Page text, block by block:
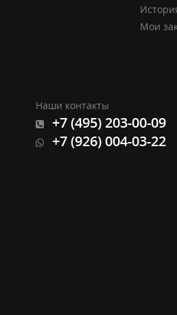
Мои
Наши контакты
+7 (495) 203-00-09
+7 (926) 004-03-22